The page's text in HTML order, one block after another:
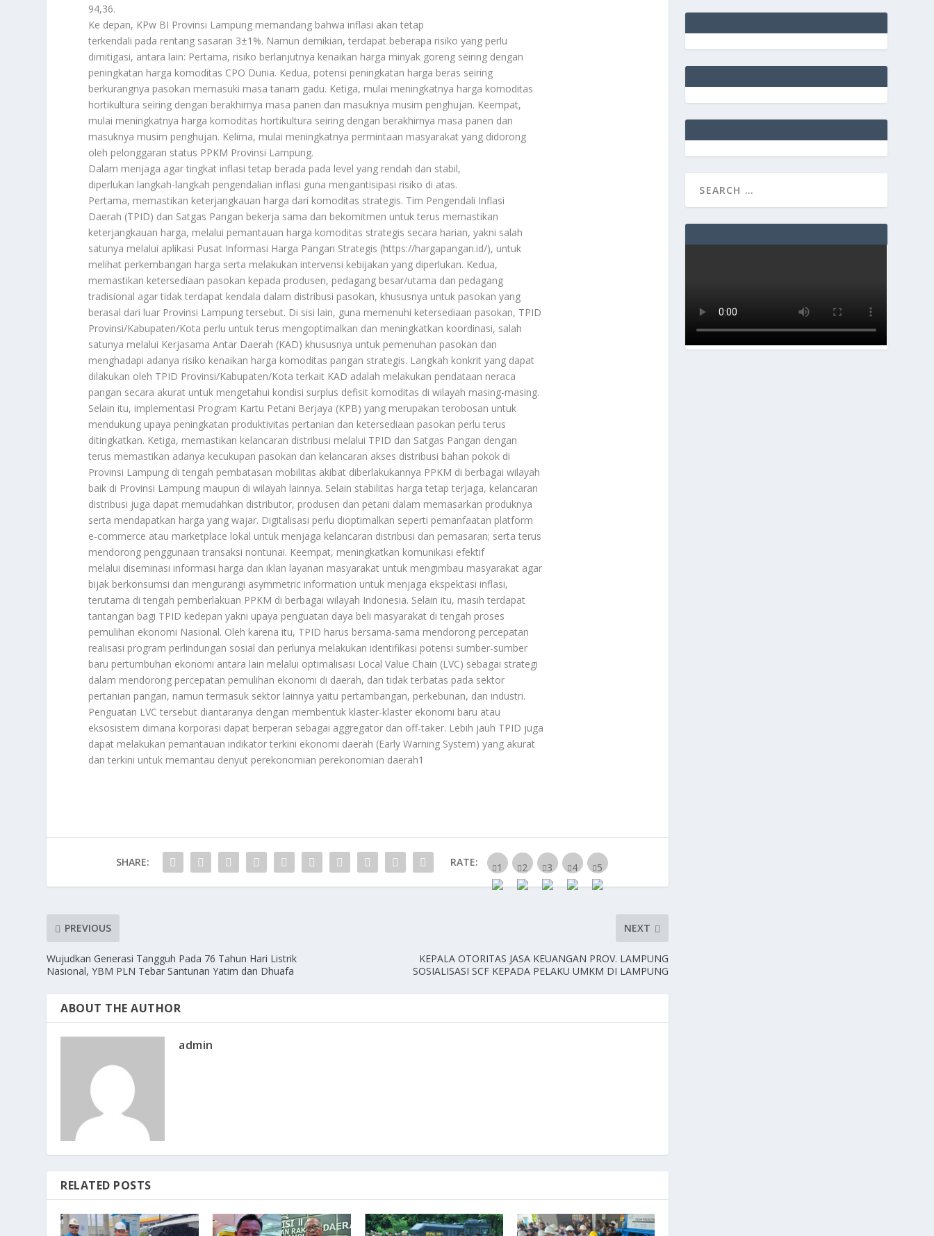
94,36.
Ke depan, KPw BI Provinsi Lampung memandang bahwa inflasi akan tetap
terkendali pada rentang sasaran 3±1%. Namun demikian, terdapat beberapa risiko yang perlu
dimitigasi, antara lain: Pertama, risiko berlanjutnya kenaikan harga minyak goreng seiring dengan
peningkatan harga komoditas CPO Dunia. Kedua, potensi peningkatan harga beras seiring
berkurangnya pasokan memasuki masa tanam gadu. Ketiga, mulai meningkatnya harga komoditas
hortikultura seiring dengan berakhirnya masa panen dan masuknya musim penghujan. Keempat,
mulai meningkatnya harga komoditas hortikultura seiring dengan berakhirnya masa panen dan
masuknya musim penghujan. Kelima, mulai meningkatnya permintaan masyarakat yang didorong
oleh pelonggaran status PPKM Provinsi Lampung.
Dalam menjaga agar tingkat inflasi tetap berada pada level yang rendah dan stabil,
diperlukan langkah-langkah pengendalian inflasi guna mengantisipasi risiko di atas.
Pertama, memastikan keterjangkauan harga dari komoditas strategis. Tim Pengendali Inflasi
Daerah (TPID) dan Satgas Pangan bekerja sama dan bekomitmen untuk terus memastikan
keterjangkauan harga, melalui pemantauan harga komoditas strategis secara harian, yakni salah
satunya melalui aplikasi Pusat Informasi Harga Pangan Strategis (https://hargapangan.id/), untuk
melihat perkembangan harga serta melakukan intervensi kebijakan yang diperlukan. Kedua,
memastikan ketersediaan pasokan kepada produsen, pedagang besar/utama dan pedagang
tradisional agar tidak terdapat kendala dalam distribusi pasokan, khususnya untuk pasokan yang
berasal dari luar Provinsi Lampung tersebut. Di sisi lain, guna memenuhi ketersediaan pasokan, TPID
Provinsi/Kabupaten/Kota perlu untuk terus mengoptimalkan dan meningkatkan koordinasi, salah
satunya melalui Kerjasama Antar Daerah (KAD) khususnya untuk pemenuhan pasokan dan
menghadapi adanya risiko kenaikan harga komoditas pangan strategis. Langkah konkrit yang dapat
dilakukan oleh TPID Provinsi/Kabupaten/Kota terkait KAD adalah melakukan pendataan neraca
pangan secara akurat untuk mengetahui kondisi surplus defisit komoditas di wilayah masing-masing.
Selain itu, implementasi Program Kartu Petani Berjaya (KPB) yang merupakan terobosan untuk
mendukung upaya peningkatan produktivitas pertanian dan ketersediaan pasokan perlu terus
ditingkatkan. Ketiga, memastikan kelancaran distribusi melalui TPID dan Satgas Pangan dengan
terus memastikan adanya kecukupan pasokan dan kelancaran akses distribusi bahan pokok di
Provinsi Lampung di tengah pembatasan mobilitas akibat diberlakukannya PPKM di berbagai wilayah
baik di Provinsi Lampung maupun di wilayah lainnya. Selain stabilitas harga tetap terjaga, kelancaran
distribusi juga dapat memudahkan distributor, produsen dan petani dalam memasarkan produknya
serta mendapatkan harga yang wajar. Digitalisasi perlu dioptimalkan seperti pemanfaatan platform
e-commerce atau marketplace lokal untuk menjaga kelancaran distribusi dan pemasaran; serta terus
mendorong penggunaan transaksi nontunai. Keempat, meningkatkan komunikasi efektif
melalui diseminasi informasi harga dan iklan layanan masyarakat untuk mengimbau masyarakat agar
bijak berkonsumsi dan mengurangi asymmetric information untuk menjaga ekspektasi inflasi,
terutama di tengah pemberlakuan PPKM di berbagai wilayah Indonesia. Selain itu, masih terdapat
tantangan bagi TPID kedepan yakni upaya penguatan daya beli masyarakat di tengah proses
pemulihan ekonomi Nasional. Oleh karena itu, TPID harus bersama-sama mendorong percepatan
realisasi program perlindungan sosial dan perlunya melakukan identifikasi potensi sumber-sumber
baru pertumbuhan ekonomi antara lain melalui optimalisasi Local Value Chain (LVC) sebagai strategi
dalam mendorong percepatan pemulihan ekonomi di daerah, dan tidak terbatas pada sektor
pertanian pangan, namun termasuk sektor lainnya yaitu pertambangan, perkebunan, dan industri.
Penguatan LVC tersebut diantaranya dengan membentuk klaster-klaster ekonomi baru atau
eksosistem dimana korporasi dapat berperan sebagai aggregator dan off-taker. Lebih jauh TPID juga
dapat melakukan pemantauan indikator terkini ekonomi daerah (Early Warning System) yang akurat
dan terkini untuk memantau denyut perekonomian perekonomian daerah1
SHARE: RATE:
PREVIOUS
Wujudkan Generasi Tangguh Pada 76 Tahun Hari Listrik
Nasional, YBM PLN Tebar Santunan Yatim dan Dhuafa
NEXT
KEPALA OTORITAS JASA KEUANGAN PROV. LAMPUNG
SOSIALISASI SCF KEPADA PELAKU UMKM DI LAMPUNG
ABOUT THE AUTHOR
admin
RELATED POSTS